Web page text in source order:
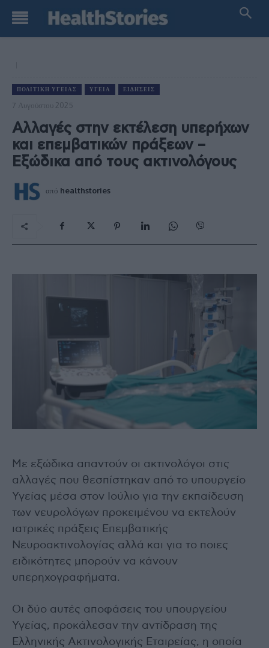
ΠΟΛΙΤΙΚΉ ΥΓΕΊΑΣ ΥΓΕΊΑ ΕΙΔΉΣΕΙΣ
7 Αυγούστου 2025
Αλλαγές στην εκτέλεση υπερήχων
και επεμβατικών πράξεων –
Εξώδικα από τους ακτινολόγους
από healthstories
Με εξώδικα απαντούν οι ακτινολόγοι στις
αλλαγές που θεσπίστηκαν από το υπουργείο
Υγείας μέσα στον Ιούλιο για την εκπαίδευση
των νευρολόγων προκειμένου να εκτελούν
ιατρικές πράξεις Επεμβατικής
Νευροακτινολογίας αλλά και για το ποιες
ειδικότητες μπορούν να κάνουν
υπερηχογραφήματα.
Οι δύο αυτές αποφάσεις του υπουργείου
Υγείας, προκάλεσαν την αντίδραση της
Ελληνικής Ακτινολογικής Εταιρείας, η οποία